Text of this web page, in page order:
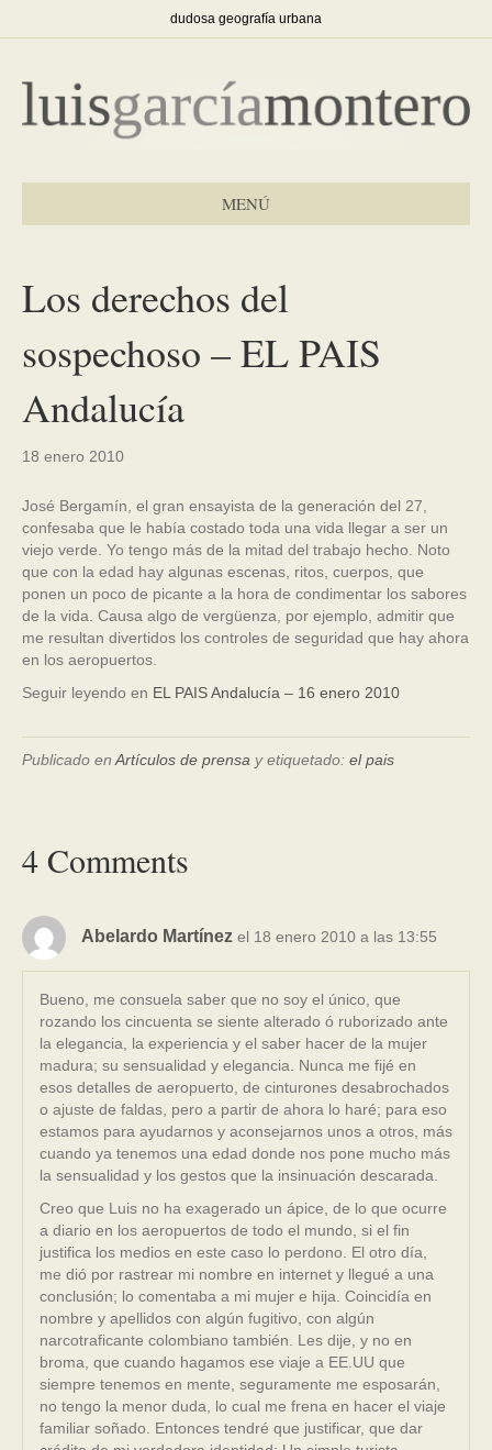
dudosa geografía urbana
MENÚ
Los derechos del
sospechoso – EL PAIS
Andalucía
18 enero 2010
José Bergamín, el gran ensayista de la generación del 27,
confesaba que le había costado toda una vida llegar a ser un
viejo verde. Yo tengo más de la mitad del trabajo hecho. Noto
que con la edad hay algunas escenas, ritos, cuerpos, que
ponen un poco de picante a la hora de condimentar los sabores
de la vida. Causa algo de vergüenza, por ejemplo, admitir que
me resultan divertidos los controles de seguridad que hay ahora
en los aeropuertos.
Seguir leyendo en EL PAIS Andalucía – 16 enero 2010
Publicado en Artículos de prensa y etiquetado: el pais
4 Comments
Abelardo Martínez el 18 enero 2010 a las 13:55
Bueno, me consuela saber que no soy el único, que
rozando los cincuenta se siente alterado ó ruborizado ante
la elegancia, la experiencia y el saber hacer de la mujer
madura; su sensualidad y elegancia. Nunca me fijé en
esos detalles de aeropuerto, de cinturones desabrochados
o ajuste de faldas, pero a partir de ahora lo haré; para eso
estamos para ayudarnos y aconsejarnos unos a otros, más
cuando ya tenemos una edad donde nos pone mucho más
la sensualidad y los gestos que la insinuación descarada.
Creo que Luis no ha exagerado un ápice, de lo que ocurre
a diario en los aeropuertos de todo el mundo, si el fin
justifica los medios en este caso lo perdono. El otro día,
me dió por rastrear mi nombre en internet y llegué a una
conclusión; lo comentaba a mi mujer e hija. Coincidía en
nombre y apellidos con algún fugitivo, con algún
narcotraficante colombiano también. Les dije, y no en
broma, que cuando hagamos ese viaje a EE.UU que
siempre tenemos en mente, seguramente me esposarán,
no tengo la menor duda, lo cual me frena en hacer el viaje
familiar soñado. Entonces tendré que justificar, que dar